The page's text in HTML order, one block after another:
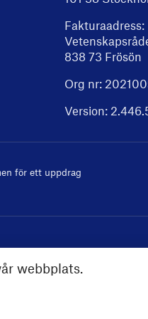
webbplats.
Fakturaadress:
838 73 Frösön
Org nr:
Version:
för ett uppdrag